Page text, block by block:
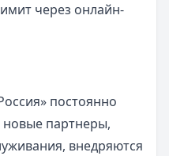
через онлайн-
постоянно
новые партнеры,
внедряются